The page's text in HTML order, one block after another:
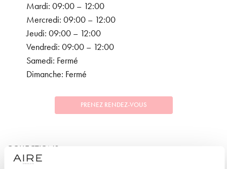
Mardi: 09:00 – 12:00
Mercredi: 09:00 – 12:00
Jeudi: 09:00 – 12:00
Vendredi: 09:00 – 12:00
Samedi: Fermé
Dimanche: Fermé
PRENEZ RENDEZ-VOUS
COLLECTIONS